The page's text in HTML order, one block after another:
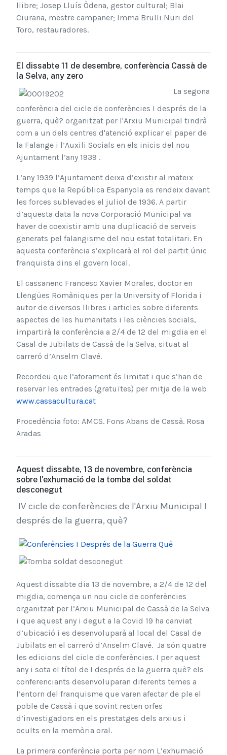
llibre; Josep Lluís Òdena, gestor cultural; Blai
Ciurana, mestre campaner; Imma Brulli Nuri del
Toro, restauradores.
El dissabte 11 de desembre, conferència Cassà de
la Selva, any zero
La segona
conferència del cicle de conferències I després de la
guerra, què? organitzat per l'Arxiu Municipal tindrà
com a un dels centres d'atenció explicar el paper de
la Falange i l’Auxili Socials en els inicis del nou
Ajuntament l’any 1939 .
L’any 1939 l’Ajuntament deixa d’existir al mateix
temps que la República Espanyola es rendeix davant
les forces sublevades el juliol de 1936. A partir
d’aquesta data la nova Corporació Municipal va
haver de coexistir amb una duplicació de serveis
generats pel falangisme del nou estat totalitari. En
aquesta conferència s’explicarà el rol del partit únic
franquista dins el govern local.
El cassanenc Francesc Xavier Morales, doctor en
Llengües Romàniques per la University of Florida i
autor de diversos llibres i articles sobre diferents
aspectes de les humanitats i les ciències socials,
impartirà la conferència a 2/4 de 12 del migdia en el
Casal de Jubilats de Cassà de la Selva, situat al
carreró d’Anselm Clavé.
Recordeu que l’aforament és limitat i que s’han de
reservar les entrades (gratuïtes) per mitja de la web
www.cassacultura.cat
Procedència foto: AMCS. Fons Abans de Cassà. Rosa
Aradas
Aquest dissabte, 13 de novembre, conferència
sobre l'exhumació de la tomba del soldat
desconegut
IV cicle de conferències de l'Arxiu Municipal I
després de la guerra, què?
Aquest dissabte dia 13 de novembre, a 2/4 de 12 del
migdia, comença un nou cicle de conferències
organitzat per l’Arxiu Municipal de Cassà de la Selva
i que aquest any i degut a la Covid 19 ha canviat
d’ubicació i es desenvoluparà al local del Casal de
Jubilats en el carreró d’Anselm Clavé. Ja són quatre
les edicions del cicle de conferències. I per aquest
any i sota el títol de I després de la guerra què? els
conferenciants desenvoluparan diferents temes a
l’entorn del franquisme que varen afectar de ple el
poble de Cassà i que sovint resten orfes
d’investigadors en els prestatges dels arxius i
ocults en la memòria oral.
La primera conferència porta per nom L’exhumació